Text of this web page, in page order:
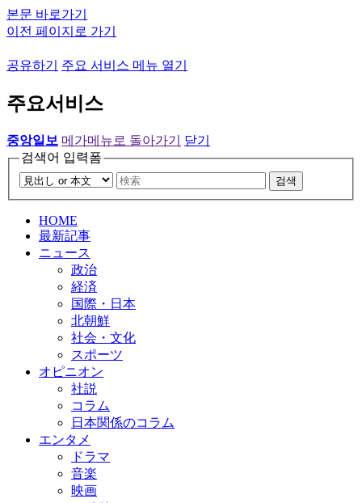
본문 바로가기
이전 페이지로 가기
공유하기 주요 서비스 메뉴 열기
주요서비스
중앙일보 메가메뉴로 돌아가기
닫기
검색어 입력폼
검색
HOME
最新記事
ニュース
政治
経済
国際・日本
北朝鮮
社会・文化
スポーツ
オピニオン
社説
コラム
日本関係のコラム
エンタメ
ドラマ
音楽
映画